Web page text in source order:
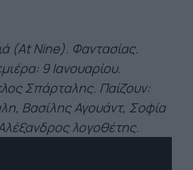
(At Nine). Φαντασίας.
9 Ιανουαρίου.
Σπάρταλης. Παίζουν:
Βασίλης Αγουάντ, Σοφία
λογοθέτης.